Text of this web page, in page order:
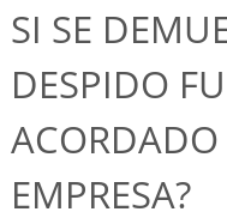
SI SE
DESPIDO
EMPRESA?